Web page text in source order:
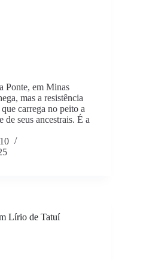
Ponte, em Minas
mas a resistência
carrega no peito a
de seus ancestrais. É a
Lírio de Tatuí